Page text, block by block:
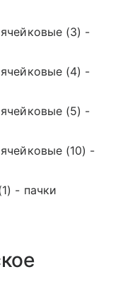
(3) -
(4) -
(5) -
(10) -
- пачки